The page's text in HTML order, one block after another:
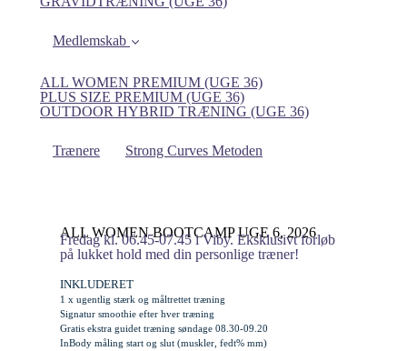
Medlemskab
ALL WOMEN PREMIUM (UGE 36)
PLUS SIZE PREMIUM (UGE 36)
OUTDOOR HYBRID TRÆNING (UGE 36)
Trænere Strong Curves Metoden
ALL WOMEN BOOTCAMP UGE 6, 2026
Fredag kl. 06.45-07.45 i Viby. Eksklusivt forløb
på lukket hold med din personlige træner!
INKLUDERET
1 x ugentlig stærk og måltrettet træning
Signatur smoothie efter hver træning
Gratis ekstra guidet træning søndage 08.30-09.20
InBody måling start og slut (muskler, fedt% mm)